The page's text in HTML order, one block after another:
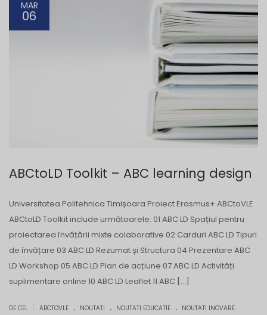
MAR
06
ABCtoLD Toolkit – ABC learning design
Universitatea Politehnica Timișoara Proiect Erasmus+ ABCtoVLE
ABCtoLD Toolkit include următoarele: 01 ABC LD Spațiul pentru
proiectarea învățării mixte colaborative 02 Carduri ABC LD Tipuri
de învățare 03 ABC LD Rezumat și Structura 04 Prezentare ABC
LD Workshop 05 ABC LD Plan de acțiune 07 ABC LD Activități
suplimentare online 10 ABC LD Leaflet 11 ABC […]
DE CEL ABCTOVLE . NOUTATI . NOUTATI EDUCATIE . NOUTATI INOVARE